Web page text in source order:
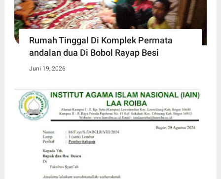
Rumah Tinggal Di Komplek Permata
andalan dua Di Bobol Rayap Besi
Juni 19, 2026